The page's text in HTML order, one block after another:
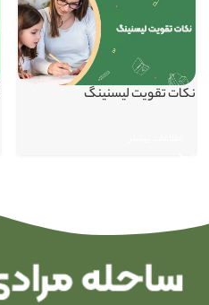
نکات تقویت لیسنینگ